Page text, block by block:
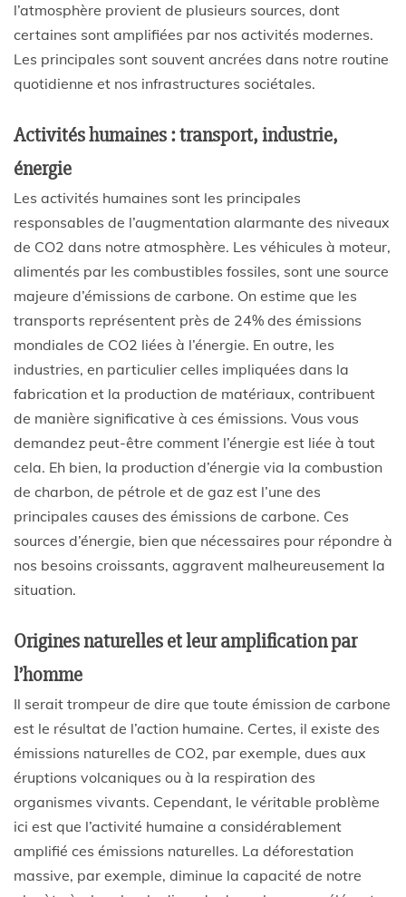
l’atmosphère provient de plusieurs sources, dont
certaines sont amplifiées par nos activités modernes.
Les principales sont souvent ancrées dans notre routine
quotidienne et nos infrastructures sociétales.
Activités humaines : transport, industrie,
énergie
Les activités humaines sont les principales
responsables de l’augmentation alarmante des niveaux
de CO2 dans notre atmosphère. Les véhicules à moteur,
alimentés par les combustibles fossiles, sont une source
majeure d’émissions de carbone. On estime que les
transports représentent près de 24% des émissions
mondiales de CO2 liées à l’énergie. En outre, les
industries, en particulier celles impliquées dans la
fabrication et la production de matériaux, contribuent
de manière significative à ces émissions. Vous vous
demandez peut-être comment l’énergie est liée à tout
cela. Eh bien, la production d’énergie via la combustion
de charbon, de pétrole et de gaz est l’une des
principales causes des émissions de carbone. Ces
sources d’énergie, bien que nécessaires pour répondre à
nos besoins croissants, aggravent malheureusement la
situation.
Origines naturelles et leur amplification par
l’homme
Il serait trompeur de dire que toute émission de carbone
est le résultat de l’action humaine. Certes, il existe des
émissions naturelles de CO2, par exemple, dues aux
éruptions volcaniques ou à la respiration des
organismes vivants. Cependant, le véritable problème
ici est que l’activité humaine a considérablement
amplifié ces émissions naturelles. La déforestation
massive, par exemple, diminue la capacité de notre